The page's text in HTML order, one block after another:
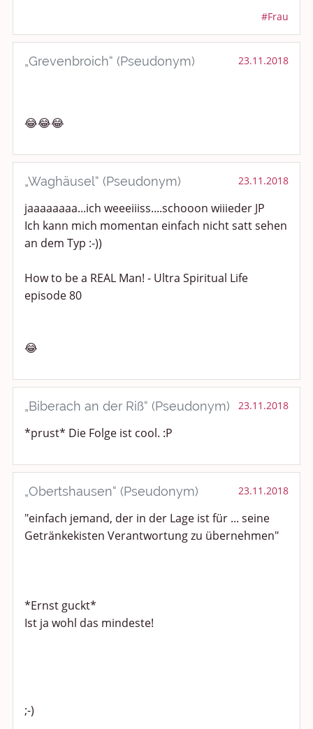
#Frau
„Grevenbroich“ (Pseudonym) 23.11.2018
😂😂😂
„Waghäusel“ (Pseudonym) 23.11.2018
jaaaaaaaa...ich weeeiiiss....schooon wiiieder JP
Ich kann mich momentan einfach nicht satt sehen
an dem Typ :-))
How to be a REAL Man! - Ultra Spiritual Life
episode 80
😂
„Biberach an der Riß“ (Pseudonym) 23.11.2018
*prust* Die Folge ist cool. :P
„Obertshausen“ (Pseudonym) 23.11.2018
"einfach jemand, der in der Lage ist für ... seine
Getränkekisten Verantwortung zu übernehmen"
*Ernst guckt*
Ist ja wohl das mindeste!
;-)